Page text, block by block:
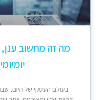
מה זה מחשוב
בעולם העסקי של היום,